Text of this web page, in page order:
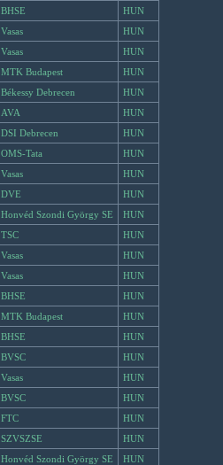
BHSE
HUN
Vasas
HUN
Vasas
HUN
MTK Budapest
HUN
Békessy Debrecen
HUN
AVA
HUN
DSI Debrecen
HUN
OMS-Tata
HUN
Vasas
HUN
DVE
HUN
Honvéd Szondi György SE
HUN
TSC
HUN
Vasas
HUN
Vasas
HUN
BHSE
HUN
MTK Budapest
HUN
BHSE
HUN
BVSC
HUN
Vasas
HUN
BVSC
HUN
FTC
HUN
SZVSZSE
HUN
Honvéd Szondi György SE
HUN